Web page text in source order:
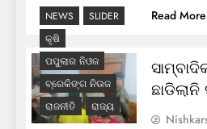
Read More
NEWS
SLIDER
କୃଷି
ପପୁଲାର ନିଓଜ
ବ୍ରେକିଙ୍ଗ ନିଉଜ
ରାଜନୀତି
ରାଜ୍ୟ